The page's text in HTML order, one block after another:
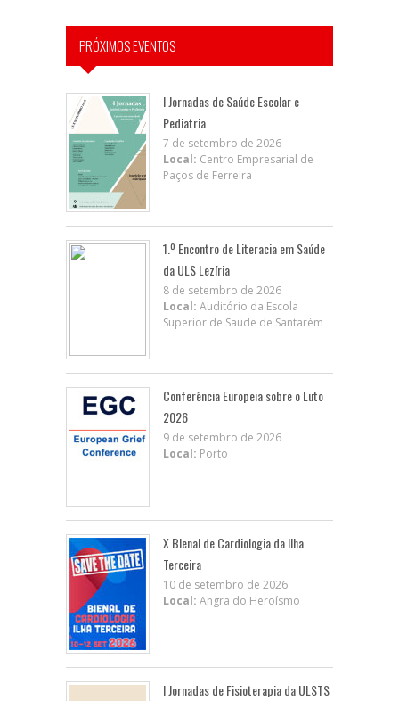
PRÓXIMOS EVENTOS
I Jornadas de Saúde Escolar e
Pediatria
7 de setembro de 2026
Local: Centro Empresarial de
Paços de Ferreira
1.º Encontro de Literacia em Saúde
da ULS Lezíria
8 de setembro de 2026
Local: Auditório da Escola
Superior de Saúde de Santarém
Conferência Europeia sobre o Luto
2026
9 de setembro de 2026
Local: Porto
X BIenal de Cardiologia da Ilha
Terceira
10 de setembro de 2026
Local: Angra do Heroísmo
I Jornadas de Fisioterapia da ULSTS